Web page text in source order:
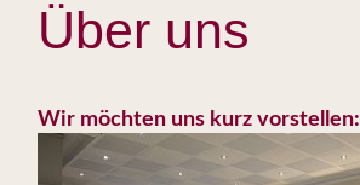
Über uns
Wir möchten uns kurz vorstellen: